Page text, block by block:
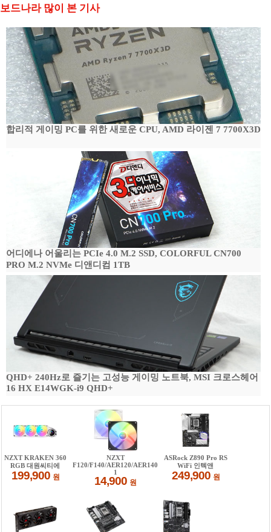
보드나라 많이 본 기사
합리적 게이밍 PC를 위한 새로운 CPU, AMD 라이젠 7 7700X3D
어디에나 어울리는 PCIe 4.0 M.2 SSD, COLORFUL CN700
PRO M.2 NVMe 디앤디컴 1TB
QHD+ 240Hz로 즐기는 고성능 게이밍 노트북, MSI 크로스헤어
16 HX E14WGK-i9 QHD+